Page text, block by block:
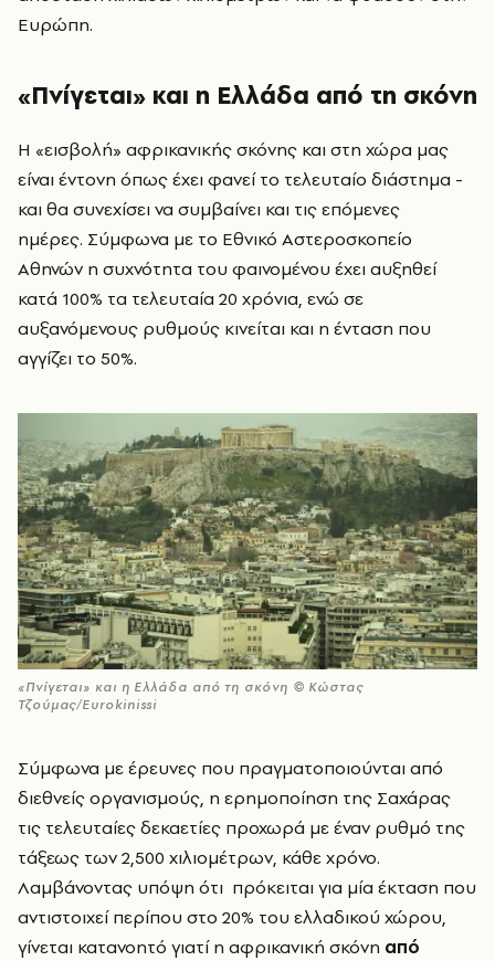
Ευρώπη.
«Πνίγεται» και η Ελλάδα από τη σκόνη
Η «εισβολή» αφρικανικής σκόνης και στη χώρα μας
είναι έντονη όπως έχει φανεί το τελευταίο διάστημα -
και θα συνεχίσει να συμβαίνει και τις επόμενες
ημέρες. Σύμφωνα με το Εθνικό Αστεροσκοπείο
Αθηνών η συχνότητα του φαινομένου έχει αυξηθεί
κατά 100% τα τελευταία 20 χρόνια, ενώ σε
αυξανόμενους ρυθμούς κινείται και η ένταση που
αγγίζει το 50%.
«Πνίγεται» και η Ελλάδα από τη σκόνη © Κώστας
Τζούμας/Eurokinissi
Σύμφωνα με έρευνες που πραγματοποιούνται από
διεθνείς οργανισμούς, η ερημοποίηση της Σαχάρας
τις τελευταίες δεκαετίες προχωρά με έναν ρυθμό της
τάξεως των 2,500 χιλιομέτρων, κάθε χρόνο.
Λαμβάνοντας υπόψη ότι πρόκειται για μία έκταση που
αντιστοιχεί περίπου στο 20% του ελλαδικού χώρου,
γίνεται κατανοητό γιατί η αφρικανική σκόνη από